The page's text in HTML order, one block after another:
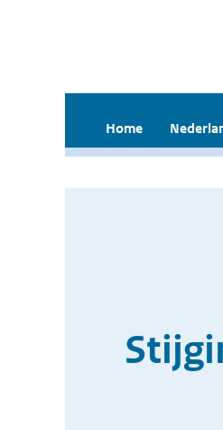
Home